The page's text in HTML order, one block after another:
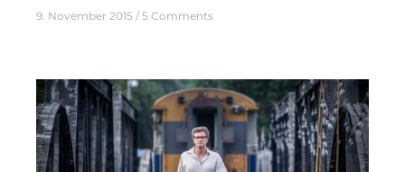
9. November 2015 5 Comments